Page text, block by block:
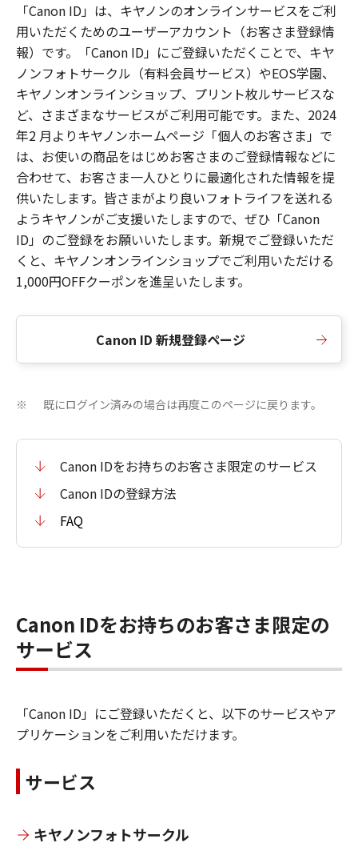
「Canon ID」は、キヤノンのオンラインサービスをご利
用いただくためのユーザーアカウント（お客さま登録情
報）です。「Canon ID」にご登録いただくことで、キヤ
ノンフォトサークル（有料会員サービス）やEOS学園、
キヤノンオンラインショップ、プリント枚ルサービスな
ど、さまざまなサービスがご利用可能です。また、2024
年2 月よりキヤノンホームページ「個人のお客さま」で
は、お使いの商品をはじめお客さまのご登録情報などに
合わせて、お客さま一人ひとりに最適化された情報を提
供いたします。皆さまがより良いフォトライフを送れる
ようキヤノンがご支援いたしますので、ぜひ「Canon
ID」のご登録をお願いいたします。新規でご登録いただ
くと、キヤノンオンラインショップでご利用いただける
1,000円OFFクーポンを進呈いたします。
Canon ID 新規登録ページ
※ 既にログイン済みの場合は再度このページに戻ります。
Canon IDをお持ちのお客さま限定のサービス
Canon IDの登録方法
FAQ
Canon IDをお持ちのお客さま限定の
サービス
「Canon ID」にご登録いただくと、以下のサービスやア
プリケーションをご利用いただけます。
サービス
キヤノンフォトサークル